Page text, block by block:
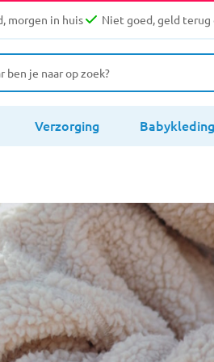
morgen in huis Niet goed, geld terug
Verzorging Babykleding